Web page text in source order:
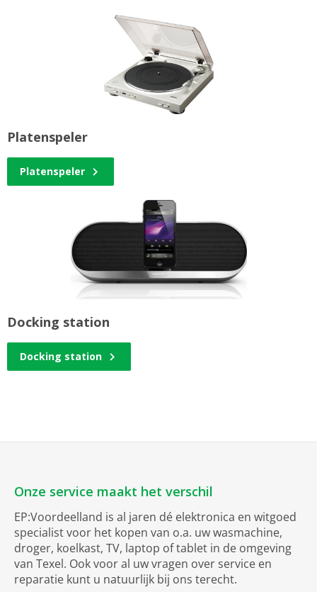
Platenspeler
Platenspeler
Docking station
Docking station
Onze service maakt het verschil
EP:Voordeelland is al jaren dé elektronica en witgoed
specialist voor het kopen van o.a. uw wasmachine,
droger, koelkast, TV, laptop of tablet in de omgeving
van Texel. Ook voor al uw vragen over service en
reparatie kunt u natuurlijk bij ons terecht.